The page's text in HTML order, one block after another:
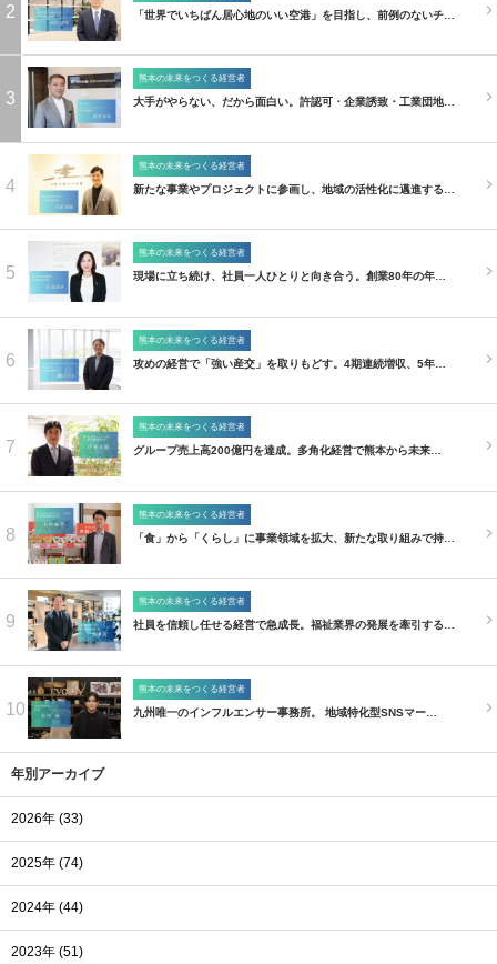
2 「世界でいちばん居心地のいい空港」を目指し、前例のないチ…
3
熊本の未来をつくる経営者
大手がやらない、だから面白い。許認可・企業誘致・工業団地…
4
熊本の未来をつくる経営者
新たな事業やプロジェクトに参画し、地域の活性化に邁進する…
5
熊本の未来をつくる経営者
現場に立ち続け、社員一人ひとりと向き合う。創業80年の年…
6
熊本の未来をつくる経営者
攻めの経営で「強い産交」を取りもどす。4期連続増収、5年…
7
熊本の未来をつくる経営者
グループ売上高200億円を達成。多角化経営で熊本から未来…
8
熊本の未来をつくる経営者
「食」から「くらし」に事業領域を拡大、新たな取り組みで持…
9
熊本の未来をつくる経営者
社員を信頼し任せる経営で急成長。福祉業界の発展を牽引する…
10
熊本の未来をつくる経営者
九州唯一のインフルエンサー事務所。 地域特化型SNSマー…
年別アーカイブ
2026年 (33)
2025年 (74)
2024年 (44)
2023年 (51)